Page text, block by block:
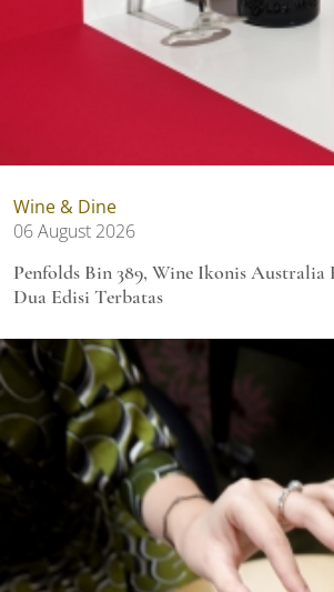
Wine & Dine
06 August 2026
Penfolds Bin 389, Wine Ikonis
Dua Edisi Terbatas